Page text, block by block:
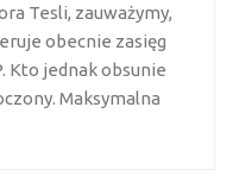
Tesli, zauważymy,
obecnie zasięg
Kto jednak obsunie
Maksymalna